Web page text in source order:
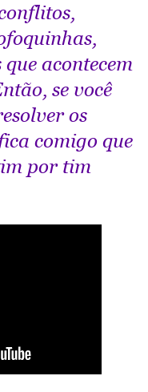
acontecem
se você
os
comigo que
por tim